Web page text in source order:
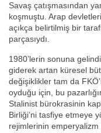
Savaş çatışmasından
koşmuştu. Arap
açıkça belirtilmiş bir
parçasıydı.
1980’lerin sonuna
giderek artan küresel
değişiklikler tam da
oyduğu için, bu
Stalinist bürokrasinin
Birliği’ni tasfiye etmeye
rejimlerinin emperyalizm